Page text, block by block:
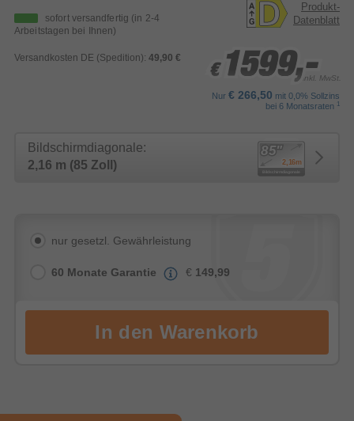
sofort versandfertig (in 2-4
Arbeitstagen bei Ihnen)
Versandkosten DE (Spedition): 49,90 €
Produkt-
Datenblatt
€ 1599,-
€ 1599,-
€ 1599,-inkl. MwSt.
Nur € 266,50 mit 0,0% Sollzins
bei 6 Monatsraten 1
Bildschirmdiagonale:
2,16 m (85 Zoll)
nur gesetzl. Gewährleistung
60 Monate Garantie € 149,99